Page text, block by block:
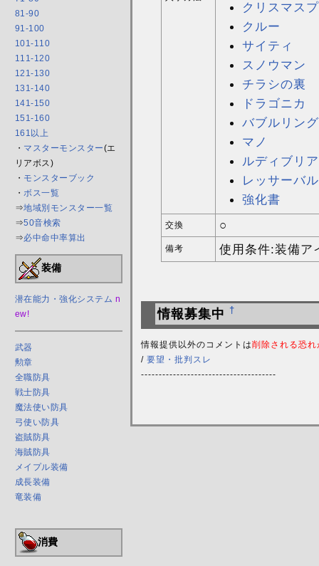
81-90
91-100
101-110
111-120
121-130
131-140
141-150
151-160
161以上
・ マスターモンスター(エ
リアボス)
・ モンスターブック
・ ボス一覧
⇒地域別モンスター一覧
⇒50音検索
⇒必中命中率算出
装備
潜在能力・強化システム n
ew!
武器
勲章
全職防具
戦士防具
魔法使い防具
弓使い防具
盗賊防具
海賊防具
メイプル装備
成長装備
竜装備
消費
クリスマス
クルー
サイティ
スノウマン
チラシの裏
ドラゴニカ
バブルリング
マノ
ルディブリ
レッサーバ
強化書
交換 ○
備考 使用条件:装備ア
情報募集中 †
情報提供以外のコメントは削除される恐
/ 要望・批判スレ
--------------------------------------